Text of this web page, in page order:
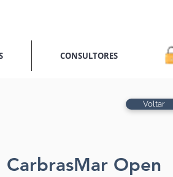
CONSULTORES
Voltar
CarbrasMar Open